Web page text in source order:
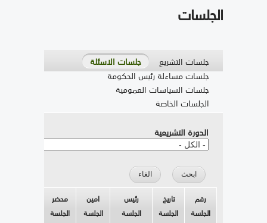
الجلسات
جلسات التشريع
جلسات الاسئلة
جلسات مساءلة رئيس الحكومة
جلسات السياسات العمومية
الجلسات الخاصة
الدورة التشريعية
رقم
الجلسة
تاريخ
الجلسة
رئيس
الجلسة
امين
الجلسة
محضر
الجلسة